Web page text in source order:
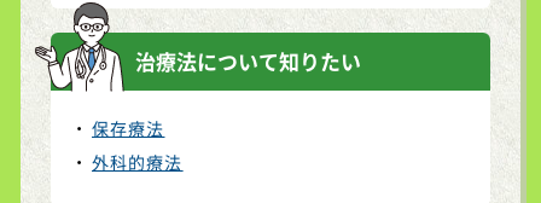
2022.04.19 サイトを更新いたしました。
食物繊維レシピ まるごとしいたけシュ
ウマイ
痔の体験談<男性版> 生兵法で痔が悪
化！
痔の体験談<女性版> 社会人記念に！
2022.03.18 サイトを更新いたしました。
治療法について知りたい
保存療法
外科的療法